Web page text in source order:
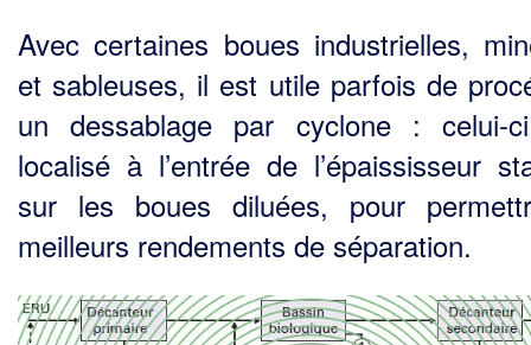
Avec certaines boues industrielles,
et sableuses, il est utile parfois de
un dessablage par cyclone : celui-
localisé à l’entrée de l’épaississeur
sur les boues diluées, pour
meilleurs rendements de séparation.